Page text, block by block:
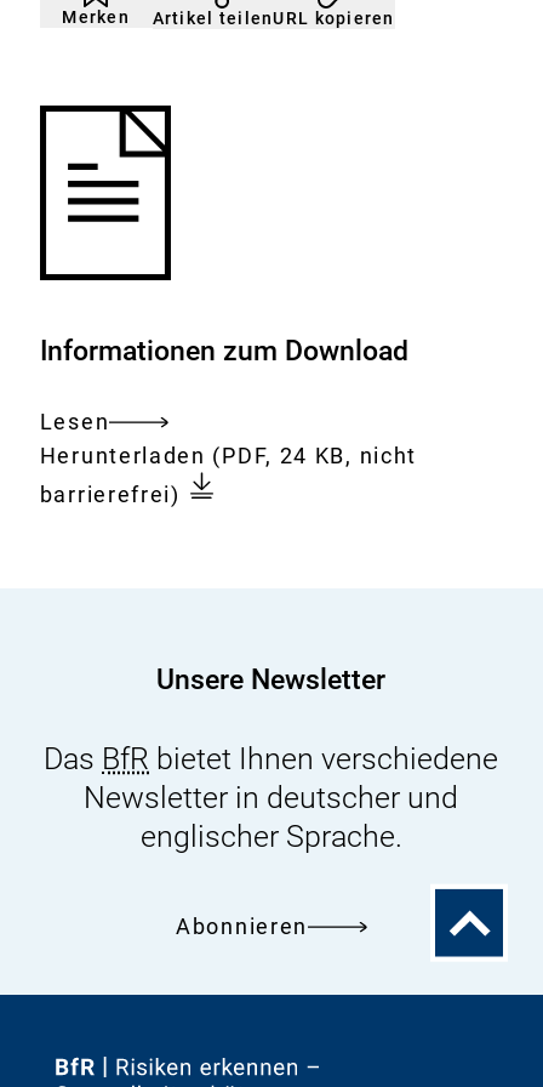
Merken
nicht
gemerkt
Klicken
der
Artikel teilenURL kopieren
Informationen zum Download
Lesen
Gesamtes
Dokument
Download:
Herunterladen Bundesministerium
für
Achtung
(PDF, 24 KB, nicht
barrierefrei)
Unsere Newsletter
Das BfR bietet Ihnen verschiedene
Newsletter in deutscher und
englischer Sprache.
Abonnieren
Zum
Zur